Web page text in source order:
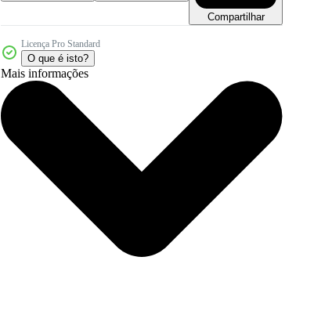
Compartilhar
Licença Pro Standard
O que é isto?
Mais informações